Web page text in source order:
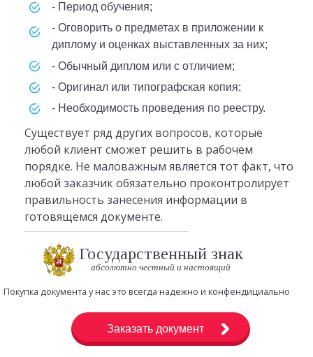
- Период обучения;
- Оговорить о предметах в приложении к
диплому и оценках выставленных за них;
- Обычный диплом или с отличием;
- Оригинал или типографская копия;
- Необходимость проведения по реестру.
Существует ряд других вопросов, которые
любой клиент сможет решить в рабочем
порядке. Не маловажным является тот факт, что
любой заказчик обязательно проконтролирует
правильность занесения информации в
готовящемся документе.
Государственный знак
абсолютно честный и настоящий
Покупка документа у нас это всегда надежно и конфендициально
Заказать документ